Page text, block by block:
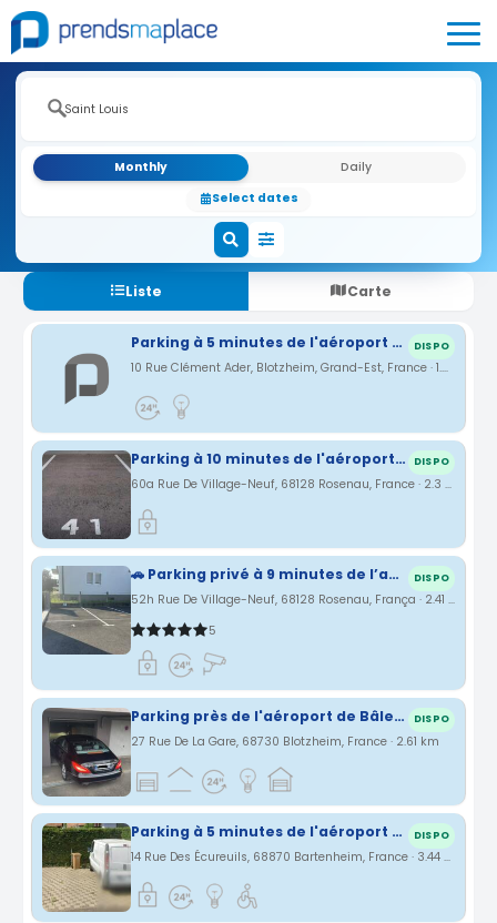
Monthly
Daily
Select dates
Liste Carte
Parking à 5 minutes de l'aéroport Bâle-Mulhouse DISPO
10 Rue Clément Ader, Blotzheim, Grand-Est, France · 1.92 km
Parking à 10 minutes de l'aéroport Bâle Mulhouse DISPO
60a Rue De Village-Neuf, 68128 Rosenau, France · 2.3 km
🚗 Parking privé à 9 minutes de l’aéroport Bâle-Mulhouse – Tranquillité assurée ! ✈️ DISPO
52h Rue De Village-Neuf, 68128 Rosenau, França · 2.41 km
5
Parking près de l'aéroport de Bâle / Mulhouse / Fribourg DISPO
27 Rue De La Gare, 68730 Blotzheim, France · 2.61 km
Parking à 5 minutes de l'aéroport de Bâle Mulhouse DISPO
14 Rue Des Écureuils, 68870 Bartenheim, France · 3.44 km